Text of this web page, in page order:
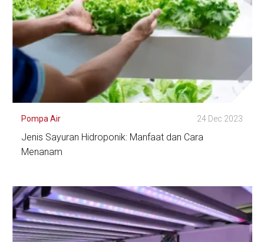
Pompa Air 24 Dec 2023
Jenis Sayuran Hidroponik: Manfaat dan Cara
Menanam
Lihat Detail